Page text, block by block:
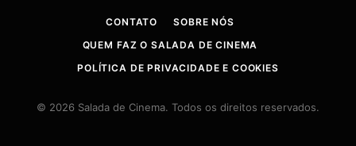
CONTATO
SOBRE NÓS
QUEM FAZ O SALADA DE CINEMA
POLÍTICA DE PRIVACIDADE E COOKIES
© 2026 Salada de Cinema. Todos os direitos reservados.